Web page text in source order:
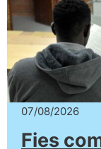
07/08/2026
Fies